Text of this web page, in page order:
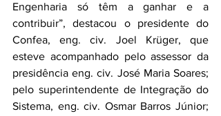
Engenharia só têm a ganhar e a
contribuir”, destacou o presidente do
Confea, eng. civ. Joel Krüger, que
esteve acompanhado pelo assessor da
presidência eng. civ. José Maria Soares;
pelo superintendente de Integração do
Sistema, eng. civ. Osmar Barros Júnior;